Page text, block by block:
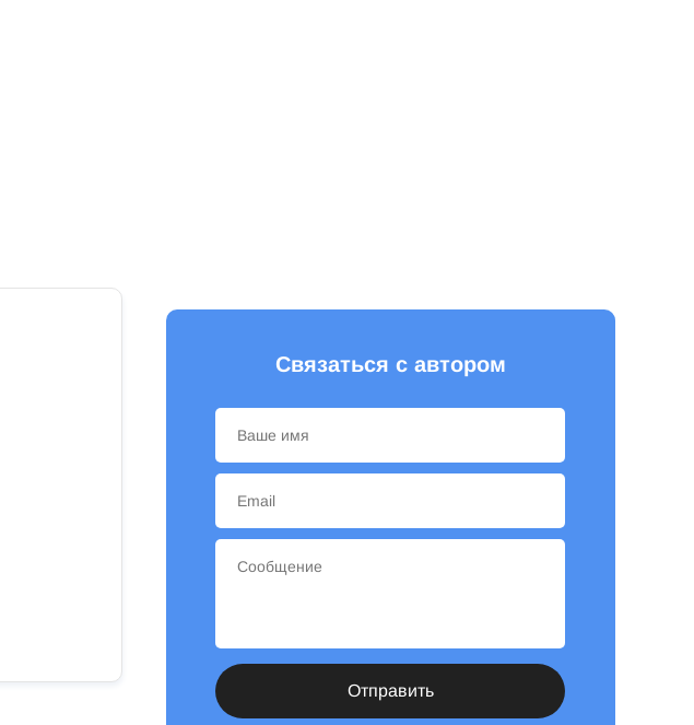
Связаться с автором
Отправить